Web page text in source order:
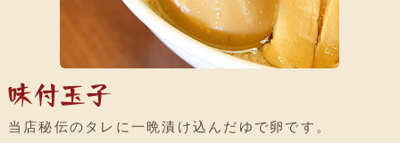
当店秘伝のタレに一晩漬け込んだゆで卵です 。